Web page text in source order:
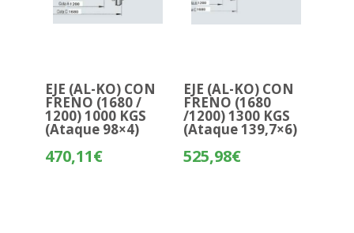
EJE (AL-KO) CON
FRENO (1680 /
1200) 1000 KGS
(Ataque 98×4)
470,11€
EJE (AL-KO) CON
FRENO (1680
/1200) 1300 KGS
(Ataque 139,7×6)
525,98€